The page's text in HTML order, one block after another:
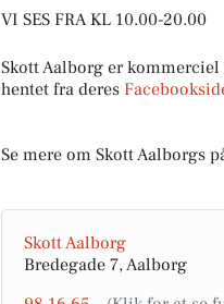
VI SES FRA KL 10.00-20.00️
Skott Aalborg er kommerciel
hentet fra deres
Se mere om Skott Aalborgs
Skott Aalborg
Bredegade 7, Aalborg